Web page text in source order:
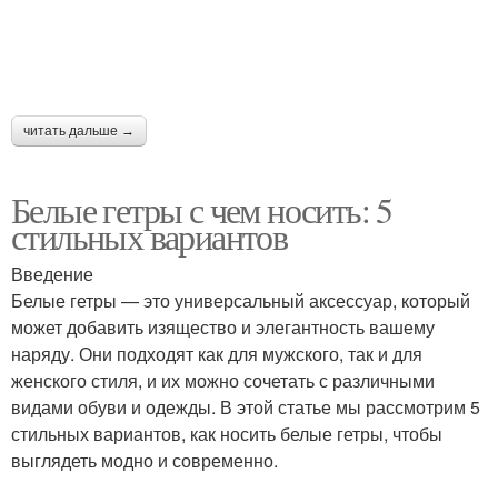
читать дальше →
Белые гетры с чем носить: 5
стильных вариантов
Введение
Белые гетры — это универсальный аксессуар, который
может добавить изящество и элегантность вашему
наряду. Они подходят как для мужского, так и для
женского стиля, и их можно сочетать с различными
видами обуви и одежды. В этой статье мы рассмотрим 5
стильных вариантов, как носить белые гетры, чтобы
выглядеть модно и современно.